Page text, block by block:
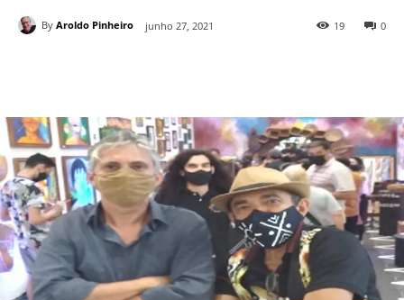
By Aroldo Pinheiro junho 27, 2021 0
19